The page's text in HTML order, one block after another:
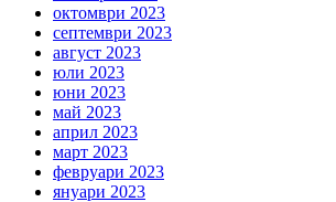
октомври 2023
септември 2023
август 2023
юли 2023
юни 2023
май 2023
април 2023
март 2023
февруари 2023
януари 2023